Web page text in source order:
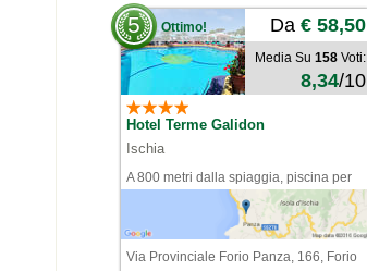
Ottimo!
5 Da € 58,50
Media Su 158 Voti:
8,34/10
Hotel Terme Galidon
Ischia
A 800 metri dalla spiaggia, piscina per
Via Provinciale Forio Panza, 166, Forio